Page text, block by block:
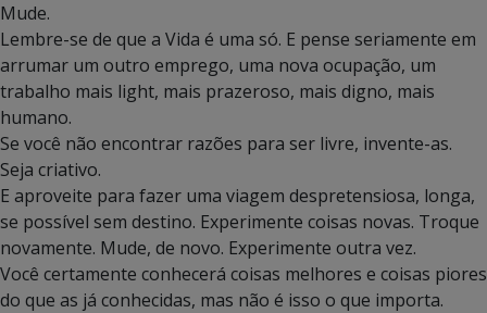
Mude.
Lembre-se de que a Vida é uma só. E pense seriamente em
arrumar um outro emprego, uma nova ocupação, um
trabalho mais light, mais prazeroso, mais digno, mais
humano.
Se você não encontrar razões para ser livre, invente-as.
Seja criativo.
E aproveite para fazer uma viagem despretensiosa, longa,
se possível sem destino. Experimente coisas novas. Troque
novamente. Mude, de novo. Experimente outra vez.
Você certamente conhecerá coisas melhores e coisas piores
do que as já conhecidas, mas não é isso o que importa.